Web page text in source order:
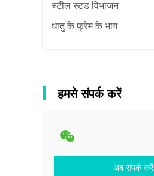
स्टील स्टड विभाजन
धातु के फ्रेम के भाग
हमसे संपर्क करें
अब संपर्क करें